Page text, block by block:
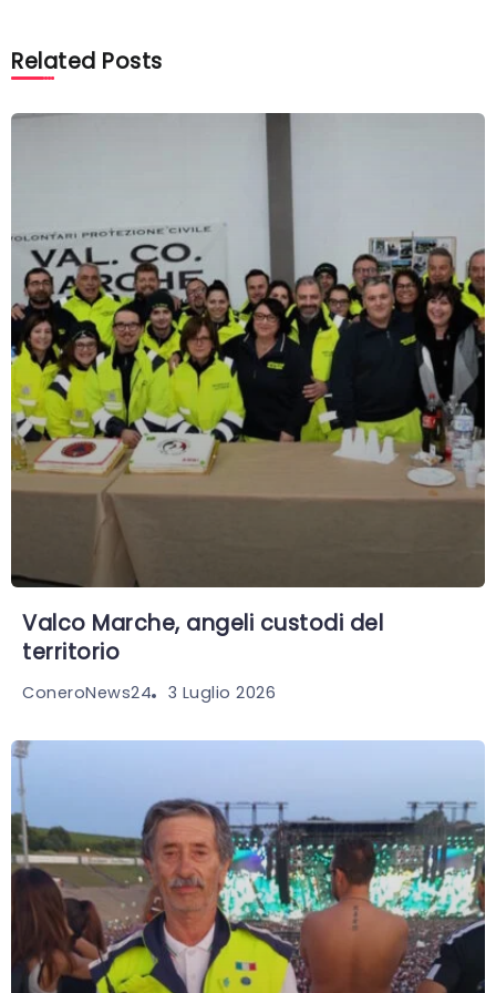
Related Posts
Valco Marche, angeli custodi del
territorio
ConeroNews24 3 Luglio 2026